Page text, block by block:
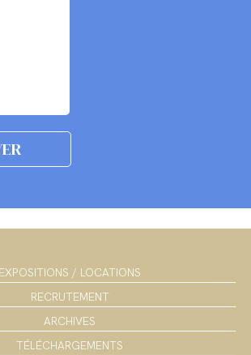
EXPOSITIONS / LOCATIONS
RECRUTEMENT
ARCHIVES
TÉLÉCHARGEMENTS